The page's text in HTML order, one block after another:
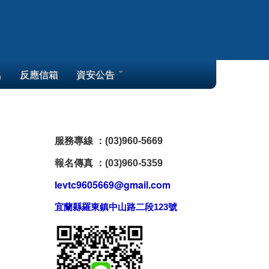
反應信箱 資安公告
服務專線 ：(03)960-5669
報名傳真 ：(03)960-5359
levtc9605669@gmail.com
宜蘭縣羅東鎮中山路二段123號